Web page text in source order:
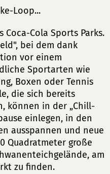
Loop...
Coca-Cola Sports Parks.
bei dem dank
vor einem
Sportarten wie
Boxen oder Tennis
die sich bereits
können in der „Chill-
einlegen, in den
ausspannen und neue
Quadratmeter große
am
zu finden.